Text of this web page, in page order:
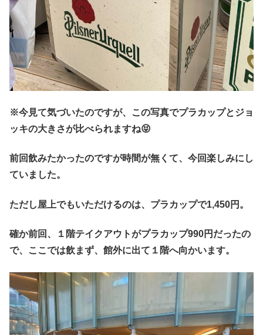
※今見て気づいたのですが、この写真でプラカップとジョ
ッキの大きさが比べられますね😝
前回飲みたかったのですが時間が無くて、今回楽しみにし
ていました。
ただし屋上でもいただけるのは、プラカップで1,450円。
確か前回、１階テイクアウトがプラカップ990円だったの
で、ここでは飲まず、館外に出て１階へ向かいます。